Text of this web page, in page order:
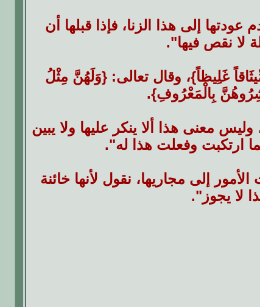
إلى هذا الزنا، فإذا قبلها أن
لا نقص فيها".
غَلِيظاً}، وقال تعالى: {وَلَهُنَّ مِثْلُ
بِالْمَعْرُوفِ}.
معنى هذا ألا ينكر عليها ولا يبين
ارتكبت وفعلت هذا له".
إلى مجاريها، نقول لأنها خائنة
لا يجوز".